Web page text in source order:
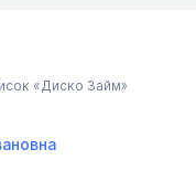
«Диско Займ»